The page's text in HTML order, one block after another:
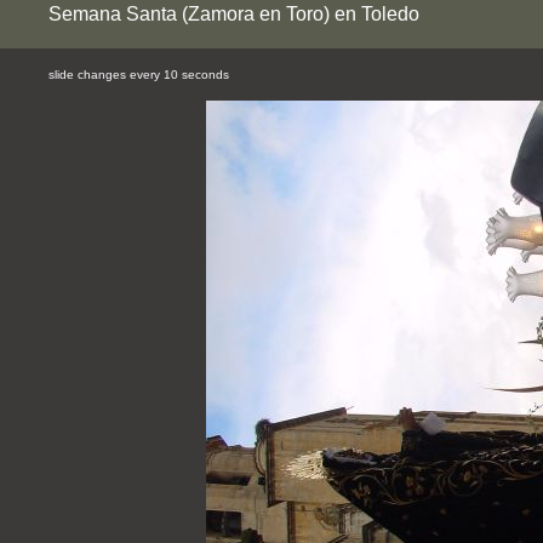
Semana Santa (Zamora en Toro) en Toledo
slide changes every 10 seconds